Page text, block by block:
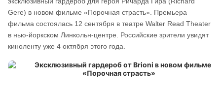
Gere) в новом фильме «Порочная страсть». Премьера
фильма состоялась 12 сентября в театре Walter Read Theater
в нью-йоркском Линкольн-центре. Российские зрители увидят
киноленту уже 4 октября этого года.